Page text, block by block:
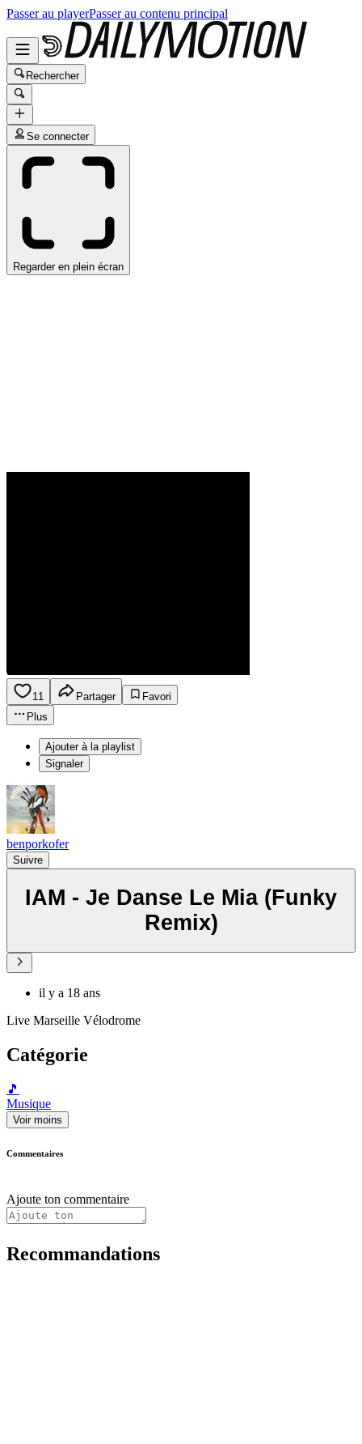
Passer au playerPasser au contenu principal
Rechercher
Se connecter
Regarder en plein écran
11 Partager
Favori
Plus
Ajouter à la playlist
Signaler
benporkofer
Suivre
IAM - Je Danse Le Mia (Funky
Remix)
il y a 18 ans
Live Marseille Vélodrome
Catégorie
🎵
Musique
Voir moins
Commentaires
Ajoute ton commentaire
Recommandations